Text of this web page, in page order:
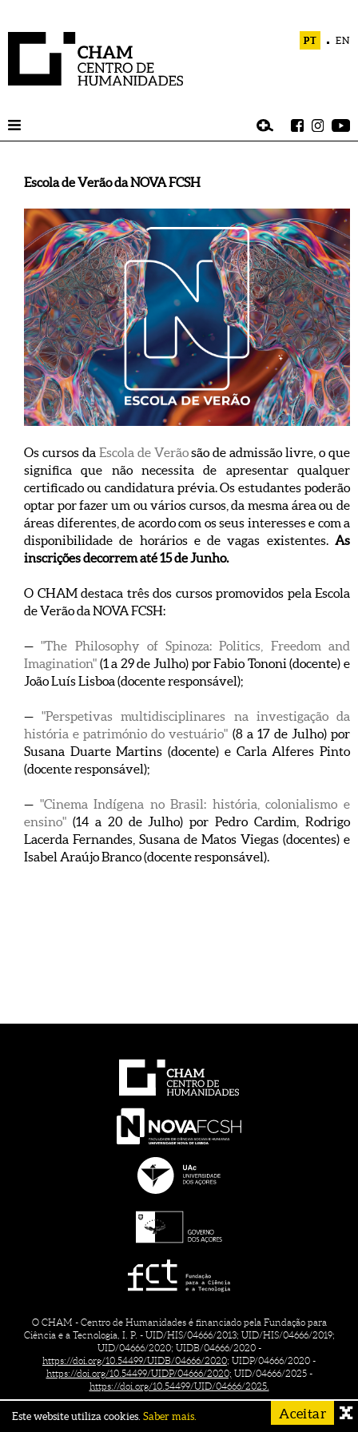
PT EN
Escola de Verão da NOVA FCSH
Os cursos da Escola de Verãosão de admissão livre, o que
significa que não necessita de apresentar qualquer
certificado ou candidatura prévia. Os estudantes poderão
optar por fazer um ou vários cursos, da mesma área ou de
áreas diferentes, de acordo com os seus interesses e com a
disponibilidade de horários e de vagas existentes. As
inscrições decorrem até 15 de Junho.
O CHAM destaca três dos cursos promovidos pela Escola
de Verão da NOVA FCSH:
—"The Philosophy of Spinoza: Politics, Freedom and
Imagination" (1 a 29 de Julho) por Fabio Tononi (docente) e
João Luís Lisboa (docente responsável);
—"Perspetivas multidisciplinares na investigação da
história e património do vestuário" (8 a 17 de Julho) por
Susana Duarte Martins (docente) e Carla Alferes Pinto
(docente responsável);
— "Cinema Indígena no Brasil: história, colonialismo e
ensino" (14 a 20 de Julho) por Pedro Cardim, Rodrigo
Lacerda Fernandes, Susana de Matos Viegas (docentes) e
Isabel Araújo Branco (docente responsável).
O CHAM - Centro de Humanidades é financiado pela Fundação para
Ciência e a Tecnologia, I. P. - UID/HIS/04666/2013; UID/HIS/04666/2019;
UID/04666/2020; UIDB/04666/2020 -
https://doi.org/10.54499/UIDB/04666/2020; UIDP/04666/2020 -
https://doi.org/10.54499/UIDP/04666/2020; UID/04666/2025 -
https://doi.org/10.54499/UID/04666/2025.
Este website utiliza cookies. Saber mais. Aceitar